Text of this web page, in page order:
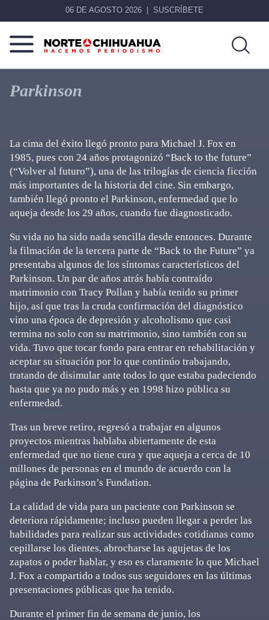
06 DE AGOSTO 2026 SUSCRÍBETE
Norte
De
Chihuahua
Más
que
noticias,
Parkinson
La cima del éxito llegó pronto para Michael J. Fox en
1985, pues con 24 años protagonizó “Back to the future”
(“Volver al futuro”), una de las trilogías de ciencia ficción
más importantes de la historia del cine. Sin embargo,
también llegó pronto el Parkinson, enfermedad que lo
aqueja desde los 29 años, cuando fue diagnosticado.
Su vida no ha sido nada sencilla desde entonces. Durante
la filmación de la tercera parte de “Back to the Future” ya
presentaba algunos de los síntomas característicos del
Parkinson. Un par de años atrás había contraído
matrimonio con Tracy Pollan y había tenido su primer
hijo, así que tras la cruda confirmación del diagnóstico
vino una época de depresión y alcoholismo que casi
termina no solo con su matrimonio, sino también con su
vida. Tuvo que tocar fondo para entrar en rehabilitación y
aceptar su situación por lo que continúo trabajando,
tratando de disimular ante todos lo que estaba padeciendo
hasta que ya no pudo más y en 1998 hizo pública su
enfermedad.
Tras un breve retiro, regresó a trabajar en algunos
proyectos mientras hablaba abiertamente de esta
enfermedad que no tiene cura y que aqueja a cerca de 10
millones de personas en el mundo de acuerdo con la
página de Parkinson’s Fundation.
La calidad de vida para un paciente con Parkinson se
deteriora rápidamente; incluso pueden llegar a perder las
habilidades para realizar sus actividades cotidianas como
cepillarse los dientes, abrocharse las agujetas de los
zapatos o poder hablar, y eso es claramente lo que Michael
J. Fox a compartido a todos sus seguidores en las últimas
presentaciones públicas que ha tenido.
Durante el primer fin de semana de junio, los